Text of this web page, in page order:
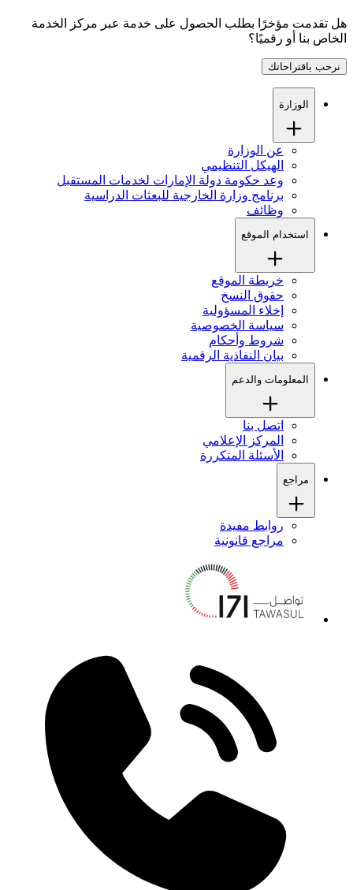
هل تقدمت مؤخرًا بطلب الحصول على خدمة عبر مركز الخدمة
الخاص بنا أو رقميًا؟
نرحب باقتراحاتك
الوزارة
عن الوزارة
الهيكل التنظيمي
وعد حكومة دولة الإمارات لخدمات المستقبل
برنامج وزارة الخارجية للبعثات الدراسية
وظائف
استخدام الموقع
خريطة الموقع
حقوق النسخ
إخلاء المسؤولية
سياسة الخصوصية
شروط وأحكام
بيان النفاذية الرقمية
المعلومات والدعم
اتصل بنا
المركز الإعلامي
الأسئلة المتكررة
مراجع
روابط مفيدة
مراجع قانونية